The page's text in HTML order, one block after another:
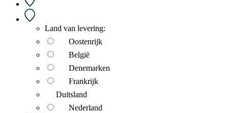
Land van levering:
Oostenrijk
België
Denemarken
Frankrijk
Duitsland
Nederland